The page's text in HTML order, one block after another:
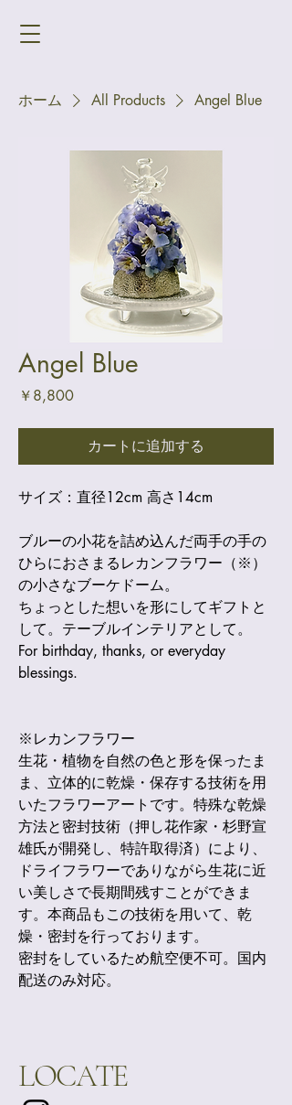
ホーム All Products Angel Blue
Angel Blue
￥8,800価
カートに追加する
サイズ：直径12cm 高さ14cm
ブルーの小花を詰め込んだ両手の手の
ひらにおさまるレカンフラワー（※）
の小さなブーケドーム。
ちょっとした想いを形にしてギフトと
して。テーブルインテリアとして。
For birthday, thanks, or everyday
blessings.
※レカンフラワー
生花・植物を自然の色と形を保ったま
ま、立体的に乾燥・保存する技術を用
いたフラワーアートです。特殊な乾燥
方法と密封技術（押し花作家・杉野宣
雄氏が開発し、特許取得済）により、
ドライフラワーでありながら生花に近
い美しさで長期間残すことができま
す。本商品もこの技術を用いて、乾
燥・密封を行っております。
密封をしているため航空便不可。国内
配送のみ対応。
LOCATE